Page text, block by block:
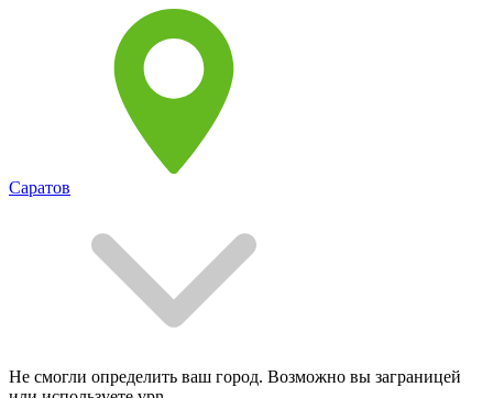
Саратов
Не смогли определить ваш город. Возможно вы заграницей